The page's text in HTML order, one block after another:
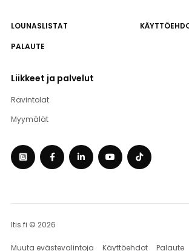
LOUNASLISTAT
PALAUTE
Liikkeet ja palvelut
Ravintolat
Myymälät
Itis.fi © 2026
Muuta evästevalintoja Käyttöehdot Palaute